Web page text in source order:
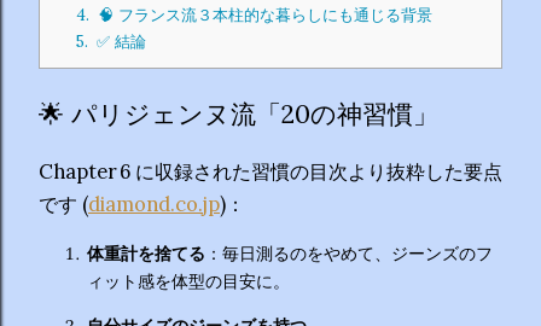
4. 🧠 フランス流３本柱的な暮らしにも通じる背景
5. ✅ 結論
🌟 パリジェンヌ流「20の神習慣」
Chapter 6 に収録された習慣の目次より抜粋した要点
です (diamond.co.jp)：
体重計を捨てる ：毎日測るのをやめて、ジーンズのフ
ィット感を体型の目安に。